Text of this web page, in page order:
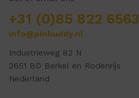
+31 (0)85 822 6563
info@pinbuddy.nl
Industrieweg 82 N
2651 BD Berkel en Rodenrijs
Nederland